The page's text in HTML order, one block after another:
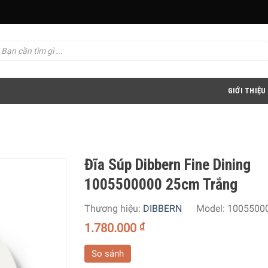
GIỚI THIỆU
Đĩa Súp Dibbern Fine Dining
1005500000 25cm Trắng
Thương hiệu: DIBBERN Model:
1.780.000 ₫
So sánh